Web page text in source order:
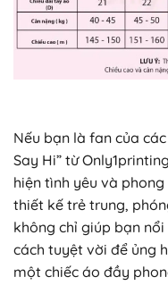
Nếu bạn là fan của
Say Hi” từ
hiện tình yêu và
thiết kế trẻ trung,
không chỉ giúp bạn
cách tuyệt vời để ủng
một chiếc áo đầy